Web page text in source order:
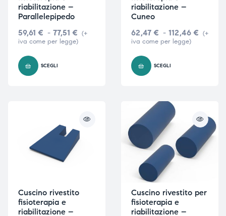
riabilitazione –
Parallelepipedo
59,61 € - 77,51 € (+
iva come per legge)
SCEGLI
riabilitazione –
Cuneo
62,47 € - 112,46 € (+
iva come per legge)
SCEGLI
Cuscino rivestito
fisioterapia e
riabilitazione –
Cuscino rivestito per
fisioterapia e
riabilitazione –